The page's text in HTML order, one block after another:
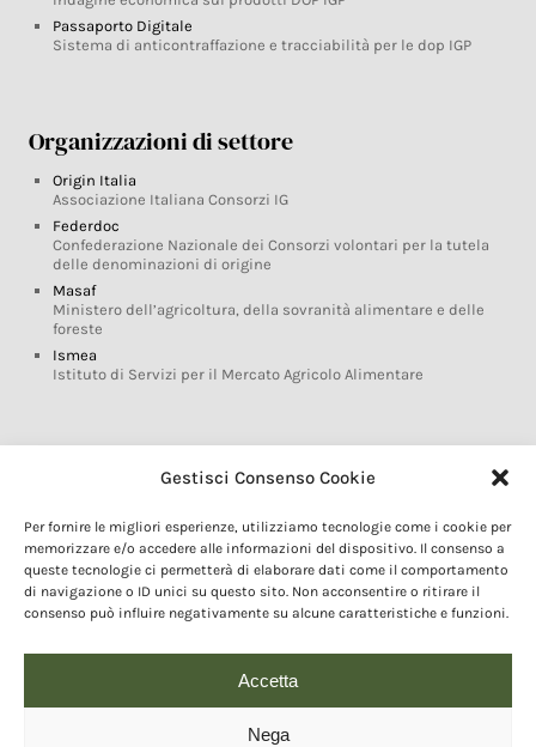
Gestisci Consenso Cookie
Per fornire le migliori esperienze, utilizziamo tecnologie come i cookie per
memorizzare e/o accedere alle informazioni del dispositivo. Il consenso a
queste tecnologie ci permetterà di elaborare dati come il comportamento
di navigazione o ID unici su questo sito. Non acconsentire o ritirare il
consenso può influire negativamente su alcune caratteristiche e funzioni.
Accetta
Nega
Passaporto Digitale
Sistema di anticontraffazione e tracciabilità per le dop IGP
Organizzazioni di settore
Origin Italia
Associazione Italiana Consorzi IG
Federdoc
Confederazione Nazionale dei Consorzi volontari per la tutela
delle denominazioni di origine
Masaf
Ministero dell’agricoltura, della sovranità alimentare e delle
foreste
Ismea
Istituto di Servizi per il Mercato Agricolo Alimentare
Glossario DOP IGP
Marchi DOP IGP
Normativa prodotti DOP IGP
Consorzi di Tutela
Farm To Fork e prodotti DOP IGP